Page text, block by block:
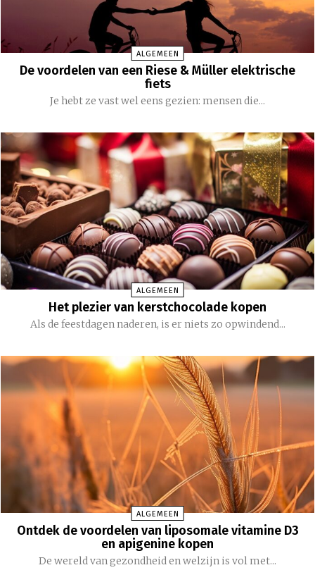
ALGEMEEN
De voordelen van een Riese & Müller elektrische
fiets
Je hebt ze vast wel eens gezien: mensen die...
ALGEMEEN
Het plezier van kerstchocolade kopen
Als de feestdagen naderen, is er niets zo opwindend...
ALGEMEEN
Ontdek de voordelen van liposomale vitamine D3
en apigenine kopen
De wereld van gezondheid en welzijn is vol met...